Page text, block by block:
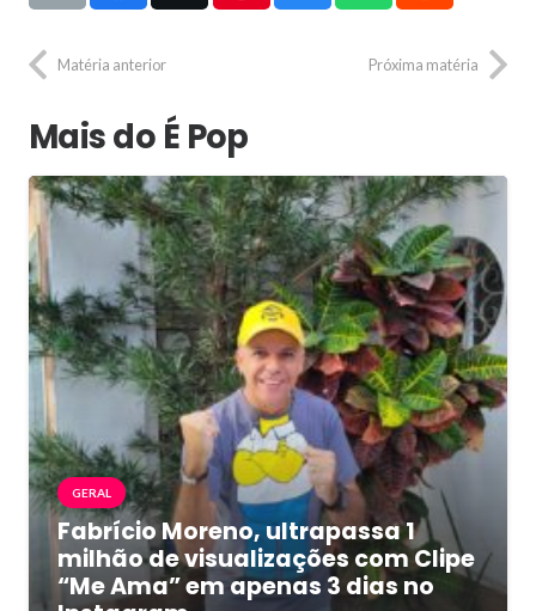
Matéria anterior Próxima matéria
Mais do É Pop
GERAL
Fabrício Moreno, ultrapassa 1
milhão de visualizações com Clipe
“Me Ama” em apenas 3 dias no